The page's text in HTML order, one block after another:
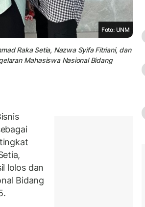
Foto: UNM
Raka Setia, Nazwa Syifa Fitriani, dan
Mahasiswa Nasional Bidang
lolos dan
Bidang